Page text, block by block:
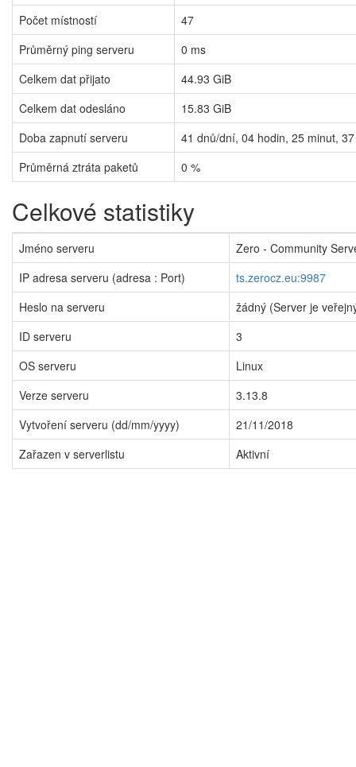
Počet místností
47
Průměrný ping serveru
0 ms
Celkem dat přijato
44.93 GiB
Celkem dat odesláno
15.83 GiB
Doba zapnutí serveru
41 dnů/dní, 04 hodin, 25 minut, 37
Průměrná ztráta paketů
0 %
Celkové statistiky
Jméno serveru
Zero - Community
IP adresa serveru (adresa : Port)
ts.zerocz.eu:9987
Heslo na serveru
žádný (Server je
ID serveru
3
OS serveru
Linux
Verze serveru
3.13.8
Vytvoření serveru (dd/mm/yyyy)
21/11/2018
Zařazen v serverlistu
Aktivní